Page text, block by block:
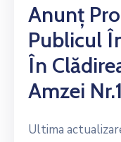
Anunț
Publicul
În
Amzei
Ultima